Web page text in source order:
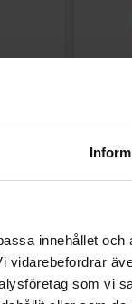
innehållet
som vi